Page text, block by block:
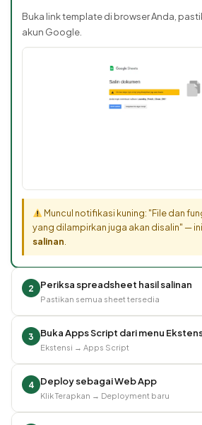
Buka link template di browser Anda,
akun Google.
Muncul notifikasi kuning: "File dan
yang dilampirkan juga akan disalin" —
salinan
2 Periksa spreadsheet hasil salinan
Pastikan semua sheet tersedia
3 Buka Apps Script dari menu
Ekstensi → Apps Script
4 Deploy sebagai Web App
Klik Terapkan → Deployment baru